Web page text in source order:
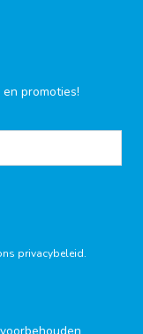
promoties!
privacybeleid.